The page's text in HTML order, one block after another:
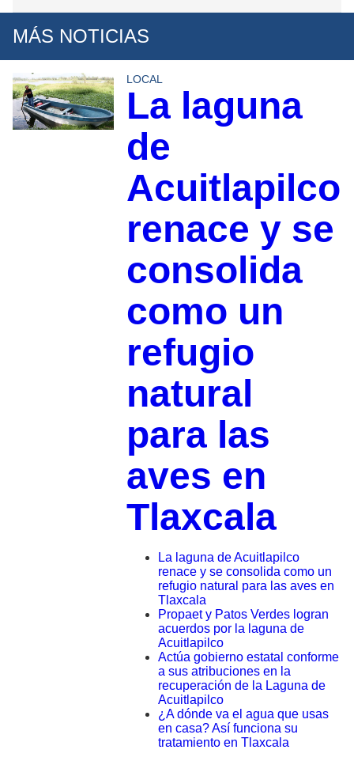
MÁS NOTICIAS
LOCAL
La laguna
de
Acuitlapilco
renace y se
consolida
como un
refugio
natural
para las
aves en
Tlaxcala
La laguna de Acuitlapilco
renace y se consolida como un
refugio natural para las aves en
Tlaxcala
Propaet y Patos Verdes logran
acuerdos por la laguna de
Acuitlapilco
Actúa gobierno estatal conforme
a sus atribuciones en la
recuperación de la Laguna de
Acuitlapilco
¿A dónde va el agua que usas
en casa? Así funciona su
tratamiento en Tlaxcala